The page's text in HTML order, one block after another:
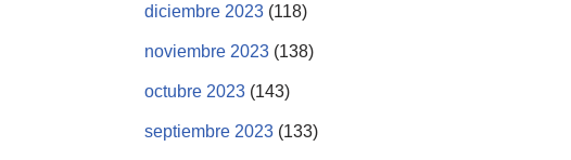
diciembre 2023 (118)
noviembre 2023 (138)
octubre 2023 (143)
septiembre 2023 (133)